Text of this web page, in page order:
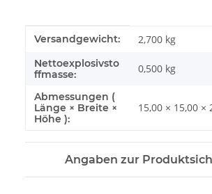
Produkteigenschaft
Wert
Versandgewicht: 2,700 kg
Nettoexplosivsto
ffmasse:
0,500 kg
Abmessungen (
Länge × Breite ×
Höhe ):
15,00 × 15,00 ×
Angaben zur